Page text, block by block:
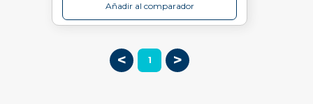
Añadir al comparador
< 1 >